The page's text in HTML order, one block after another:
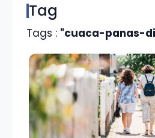
Tag
Tags : "cuaca-panas-